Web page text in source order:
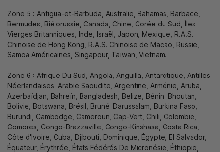
Zone 5 : Antigua-et-Barbuda, Australie, Bahamas, Barbade,
Bermudes, Biélorussie, Canada, Chine, Corée du Sud, Îles
Vierges Britanniques, Inde, Israël, Japon, Mexique, R.A.S.
Chinoise de Hong Kong, R.A.S. Chinoise de Macao, Russie,
Samoa Américaines, Singapour, Taïwan, Vietnam.
Zone 6 : Afrique Du Sud, Angola, Anguilla, Antarctique, Antilles
Néerlandaises, Arabie Saoudite, Argentine, Arménie, Aruba,
Azerbaïdjan, Bahreïn, Bangladesh, Belize, Bénin, Bhoutan,
Bolivie, Botswana, Brésil, Brunéi Darussalam, Burkina Faso,
Burundi, Cambodge, Cameroun, Cap-Vert, Chili, Colombie,
Comores, Congo-Brazzaville, Congo-Kinshasa, Costa Rica,
Côte d'Ivoire, Cuba, Djibouti, Dominique, Égypte, El Salvador,
Équateur, Érythrée, États Fédérés De Micronésie, Éthiopie,